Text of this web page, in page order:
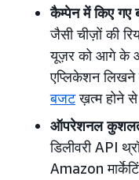
कैम्पेन में किए गए
जैसी चीज़ों की
यूज़र को आगे के
एप्लिकेशन
बजटख़त्म होने
ऑपरेशनल
डिलीवरी API
Amazon